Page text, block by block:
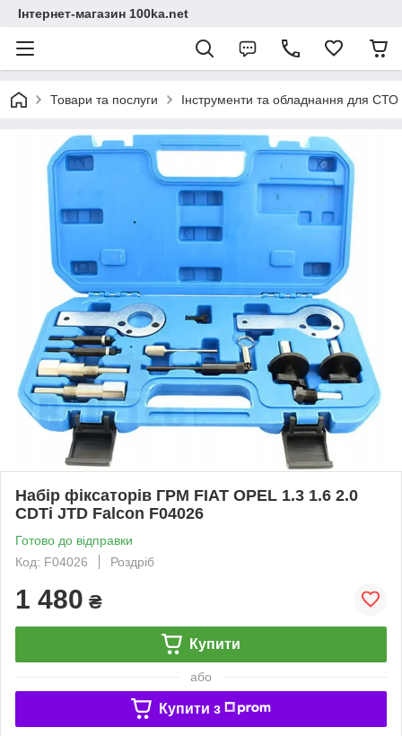
Інтернет-магазин 100ka.net
Товари та послуги Інструменти та обладнання для СТО
Набір фіксаторів ГРМ FIAT OPEL 1.3 1.6 2.0
CDTi JTD Falcon F04026
Готово до відправки
Код: F04026
Роздріб
1 480 ₴
Купити
або
Купити з